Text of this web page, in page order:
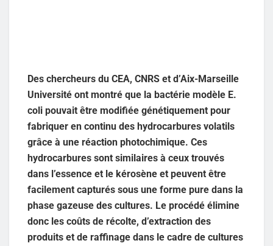
Des chercheurs du CEA, CNRS et d’Aix-Marseille
Université ont montré que la bactérie modèle E.
coli pouvait être modifiée génétiquement pour
fabriquer en continu des hydrocarbures volatils
grâce à une réaction photochimique. Ces
hydrocarbures sont similaires à ceux trouvés
dans l’essence et le kérosène et peuvent être
facilement capturés sous une forme pure dans la
phase gazeuse des cultures. Le procédé élimine
donc les coûts de récolte, d’extraction des
produits et de raffinage dans le cadre de cultures